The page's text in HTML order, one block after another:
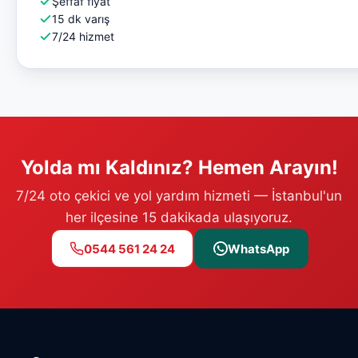
15 dk varış
7/24 hizmet
Yolda mı Kaldınız? Hemen Arayın!
7/24 oto çekici ve yol yardım hizmeti — İstanbul'un
her ilçesine 15 dakikada ulaşıyoruz.
0544 561 24 24 WhatsApp